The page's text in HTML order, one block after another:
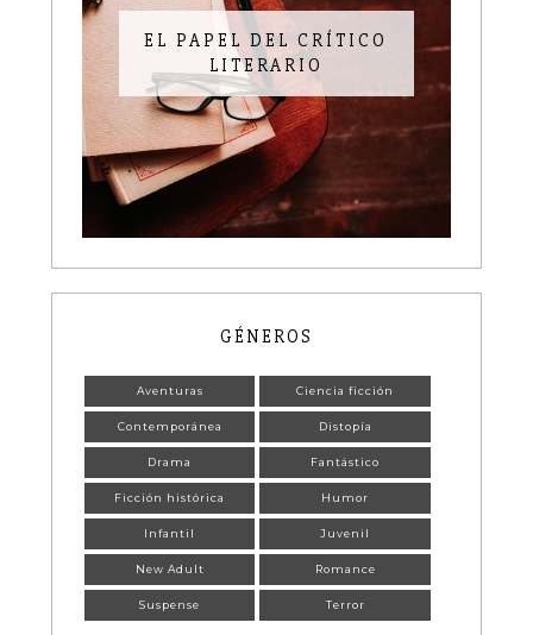
EL PAPEL DEL CRÍTICO
LITERARIO
GÉNEROS
Aventuras Ciencia ficción
Contemporánea Distopía
Drama Fantástico
Ficción histórica Humor
Infantil Juvenil
New Adult Romance
Suspense Terror